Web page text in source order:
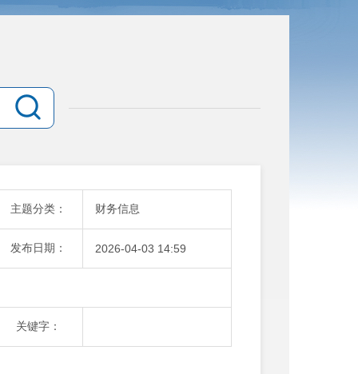
主题分类： 财务信息
发布日期： 2026-04-03 14:59
关键字：